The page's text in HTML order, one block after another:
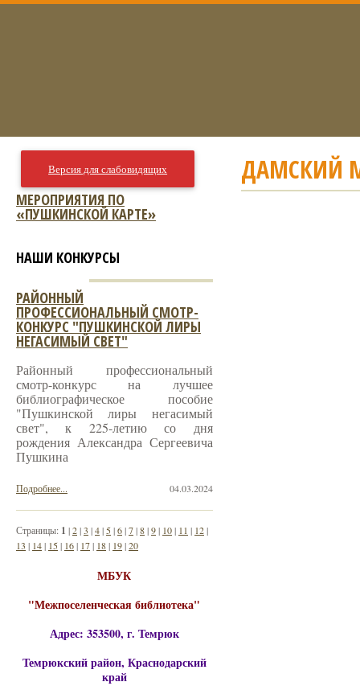
ДАМСКИЙ
Версия для слабовидящих
МЕРОПРИЯТИЯ ПО
«ПУШКИНСКОЙ КАРТЕ»
НАШИ КОНКУРСЫ
РАЙОННЫЙ
ПРОФЕССИОНАЛЬНЫЙ СМОТР-
КОНКУРС "ПУШКИНСКОЙ ЛИРЫ
НЕГАСИМЫЙ СВЕТ"
Районный профессиональный
смотр-конкурс на лучшее
библиографическое пособие
"Пушкинской лиры негасимый
свет", к 225-летию со дня
рождения Александра Сергеевича
Пушкина
04.03.2024
Подробнее...
Страницы: 1 |2|3 |4| 5|6|7|8|9| 10| 11 | 12|
13 | 14| 15| 16| 17| 18| 19|20
МБУК
"Межпоселенческая библиотека"
Адрес: 353500, г. Темрюк
Темрюкский район, Краснодарский
край